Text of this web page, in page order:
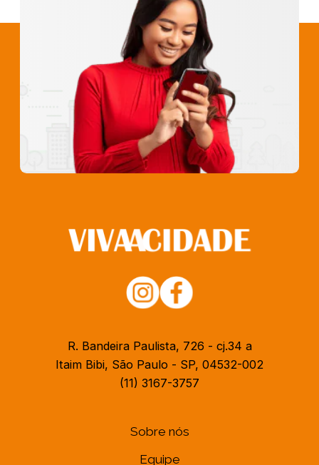
R. Bandeira Paulista, 726 - cj.34 a
Itaim Bibi, São Paulo - SP, 04532-002
(11) 3167-3757
Sobre nós
Equipe